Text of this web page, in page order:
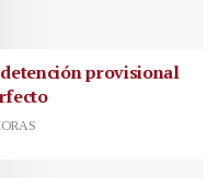
provisional